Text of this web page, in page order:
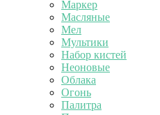
Маркер
Масляные
Мел
Мультики
Набор кистей
Неоновые
Облака
Огонь
Палитра